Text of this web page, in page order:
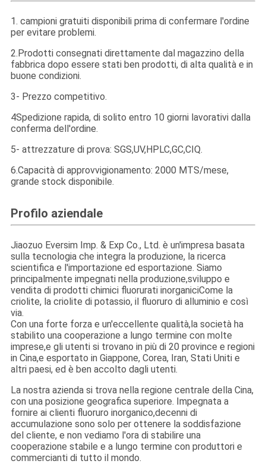
1. campioni gratuiti disponibili prima di confermare l'ordine
per evitare problemi.
2.Prodotti consegnati direttamente dal magazzino della
fabbrica dopo essere stati ben prodotti, di alta qualità e in
buone condizioni.
3- Prezzo competitivo.
4Spedizione rapida, di solito entro 10 giorni lavorativi dalla
conferma dell'ordine.
5- attrezzature di prova: SGS,UV,HPLC,GC,CIQ.
6.Capacità di approvvigionamento: 2000 MTS/mese,
grande stock disponibile.
Profilo aziendale
Jiaozuo Eversim Imp. & Exp Co., Ltd. è un'impresa basata
sulla tecnologia che integra la produzione, la ricerca
scientifica e l'importazione ed esportazione. Siamo
principalmente impegnati nella produzione,sviluppo e
vendita di prodotti chimici fluorurati inorganiciCome la
criolite, la criolite di potassio, il fluoruro di alluminio e così
via.
Con una forte forza e un'eccellente qualità,la società ha
stabilito una cooperazione a lungo termine con molte
imprese,e gli utenti si trovano in più di 20 province e regioni
in Cina,e esportato in Giappone, Corea, Iran, Stati Uniti e
altri paesi, ed è ben accolto dagli utenti.
La nostra azienda si trova nella regione centrale della Cina,
con una posizione geografica superiore. Impegnata a
fornire ai clienti fluoruro inorganico,decenni di
accumulazione sono solo per ottenere la soddisfazione
del cliente, e non vediamo l'ora di stabilire una
cooperazione stabile e a lungo termine con produttori e
commercianti di tutto il mondo.